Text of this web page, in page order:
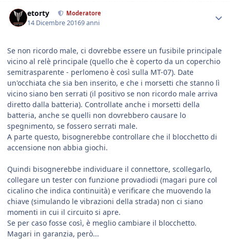
etorty Moderatore
14 Dicembre 20169 anni
Se non ricordo male, ci dovrebbe essere un fusibile principale
vicino al relè principale (quello che è coperto da un coperchio
semitrasparente - perlomeno è così sulla MT-07). Date
un'occhiata che sia ben inserito, e che i morsetti che stanno lì
vicino siano ben serrati (il positivo se non ricordo male arriva
diretto dalla batteria). Controllate anche i morsetti della
batteria, anche se quelli non dovrebbero causare lo
spegnimento, se fossero serrati male.
A parte questo, bisognerebbe controllare che il blocchetto di
accensione non abbia giochi.
Quindi bisognerebbe individuare il connettore, scollegarlo,
collegare un tester con funzione provadiodi (magari pure col
cicalino che indica continuità) e verificare che muovendo la
chiave (simulando le vibrazioni della strada) non ci siano
momenti in cui il circuito si apre.
Se per caso fosse così, è meglio cambiare il blocchetto.
Magari in garanzia, però...